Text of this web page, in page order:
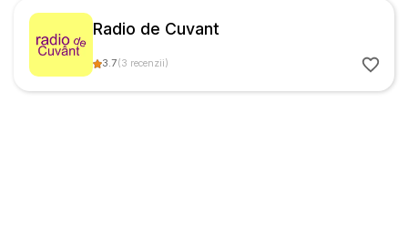
Radio de Cuvant
3.7(3 recenzii)